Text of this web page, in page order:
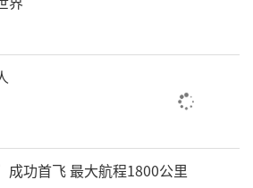
功首飞 最大航程1800公里